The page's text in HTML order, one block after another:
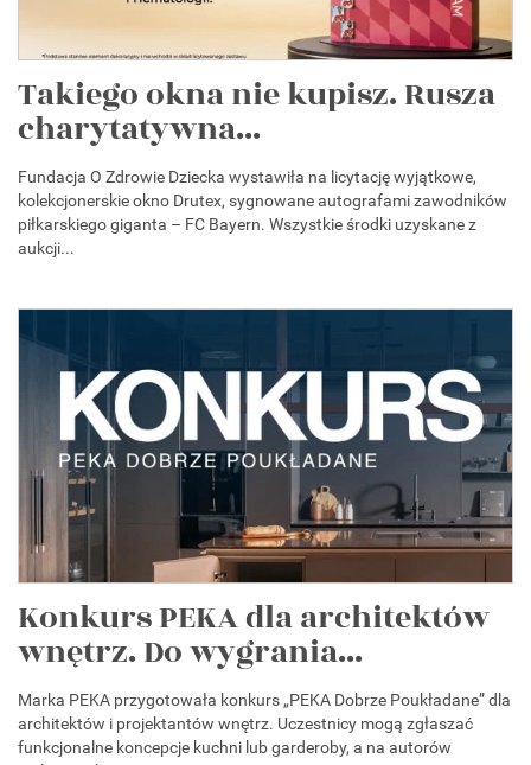
Takiego okna nie kupisz. Rusza
charytatywna...
Fundacja O Zdrowie Dziecka wystawiła na licytację wyjątkowe,
kolekcjonerskie okno Drutex, sygnowane autografami zawodników
piłkarskiego giganta – FC Bayern. Wszystkie środki uzyskane z
aukcji...
Konkurs PEKA dla architektów
wnętrz. Do wygrania...
Marka PEKA przygotowała konkurs „PEKA Dobrze Poukładane” dla
architektów i projektantów wnętrz. Uczestnicy mogą zgłaszać
funkcjonalne koncepcje kuchni lub garderoby, a na autorów